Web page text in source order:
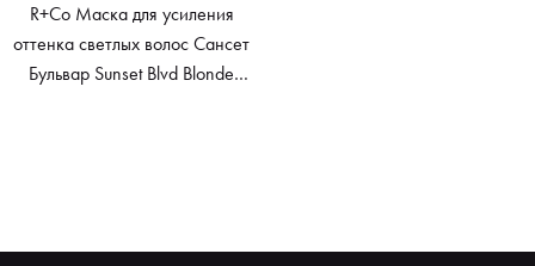
R+Co Маска для усиления
оттенка светлых волос Сансет
Бульвар Sunset Blvd Blonde